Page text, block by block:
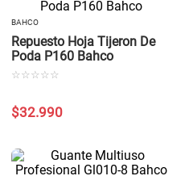
BAHCO
Repuesto Hoja Tijeron De
Poda P160 Bahco
☆ ☆ ☆ ☆ ☆
$32.990